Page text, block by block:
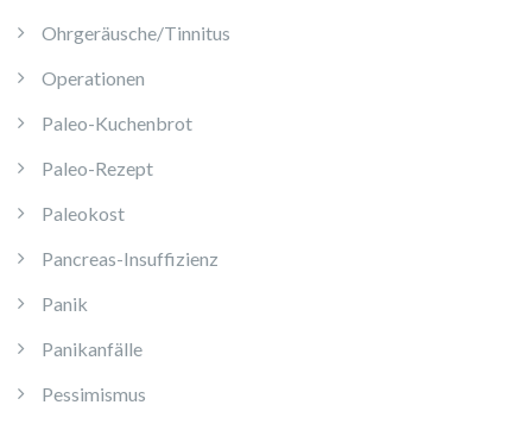
Ohrgeräusche/Tinnitus
Operationen
Paleo-Kuchenbrot
Paleo-Rezept
Paleokost
Pancreas-Insuffizienz
Panik
Panikanfälle
Pessimismus